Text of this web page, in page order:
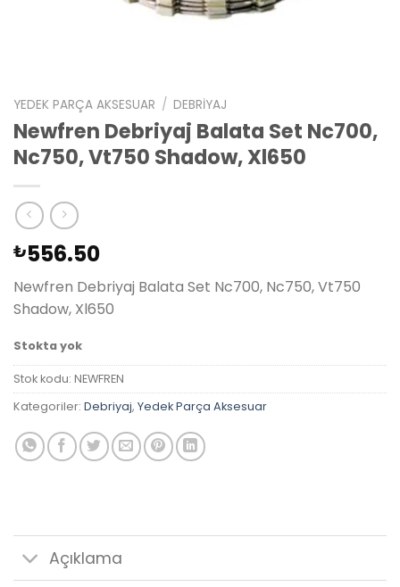
YEDEK PARÇA AKSESUAR / DEBRIYAJ
Newfren Debriyaj Balata Set Nc700,
Nc750, Vt750 Shadow, Xl650
₺556.50
Newfren Debriyaj Balata Set Nc700, Nc750, Vt750
Shadow, Xl650
Stokta yok
Stok kodu: NEWFREN
Kategoriler: Debriyaj, Yedek Parça Aksesuar
Açıklama